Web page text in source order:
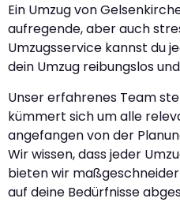
Ein Umzug von
aufregende, aber auch
Umzugsservice kannst du
dein Umzug reibungslos
Unser erfahrenes Team
kümmert sich um alle
angefangen von der
Wir wissen, dass jeder
bieten wir
auf deine Bedürfnisse